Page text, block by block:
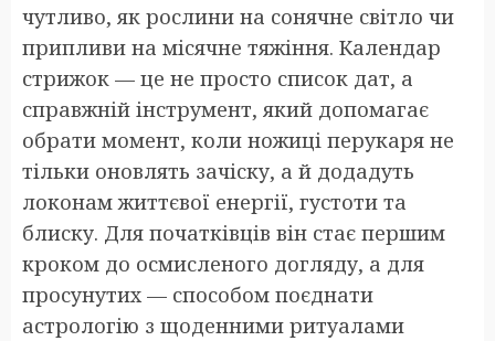
чутливо, як рослини на сонячне світло чи
припливи на місячне тяжіння. Календар
стрижок — це не просто список дат, а
справжній інструмент, який допомагає
обрати момент, коли ножиці перукаря не
тільки оновлять зачіску, а й додадуть
локонам життєвої енергії, густоти та
блиску. Для початківців він стає першим
кроком до осмисленого догляду, а для
просунутих — способом поєднати
астрологію з щоденними ритуалами